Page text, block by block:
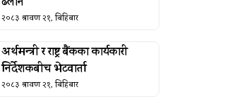
२०८३ श्रावण २१, बिहिबार
अर्थमन्त्री र राष्ट्र बैंकका कार्यकारी
निर्देशकबीच भेटवार्ता
२०८३ श्रावण २१, बिहिबार